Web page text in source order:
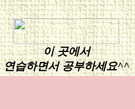
이 곳에서
연습하면서 공부하세요^^